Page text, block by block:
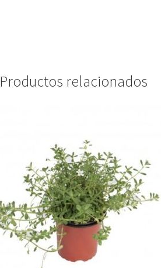
Productos relacionados